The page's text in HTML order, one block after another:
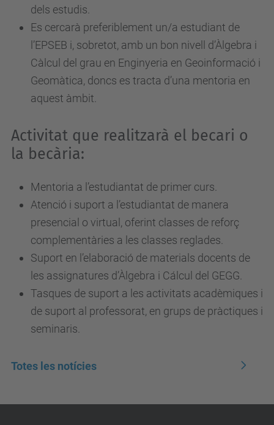
dels estudis.
Es cercarà preferiblement un/a estudiant de
l’EPSEB i, sobretot, amb un bon nivell d’Àlgebra i
Càlcul del grau en Enginyeria en Geoinformació i
Geomàtica, doncs es tracta d’una mentoria en
aquest àmbit.
Activitat que realitzarà el becari o
la becària:
Mentoria a l’estudiantat de primer curs.
Atenció i suport a l’estudiantat de manera
presencial o virtual, oferint classes de reforç
complementàries a les classes reglades.
Suport en l’elaboració de materials docents de
les assignatures d’Àlgebra i Cálcul del GEGG.
Tasques de suport a les activitats acadèmiques i
de suport al professorat, en grups de pràctiques i
seminaris.
Totes les notícies